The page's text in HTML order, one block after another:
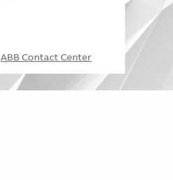
ABB Contact Center